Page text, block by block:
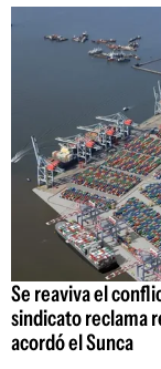
Se reaviva el
sindicato reclama
acordó el Sunca